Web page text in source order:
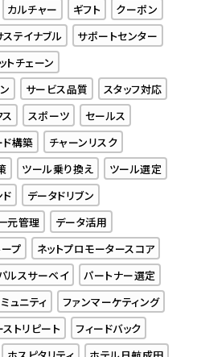
カルチャー ギフト
クーポン
ステイナブル
サポートセンター
トチェーン
サービス品質
スタッフ対応
スポーツ
セールス
ド構築
チャーンリスク
ツール乗り換え
ツール選定
データドリブン
元管理
データ活用
プ
ネットプロモータースコア
ルスサーベイ
パートナー選定
ュニティ
ファンマーケティング
ストリピート
フィードバック